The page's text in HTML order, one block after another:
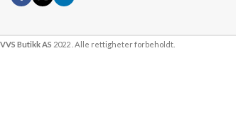
VVS Butikk AS 2022 . Alle rettigheter forbeholdt.